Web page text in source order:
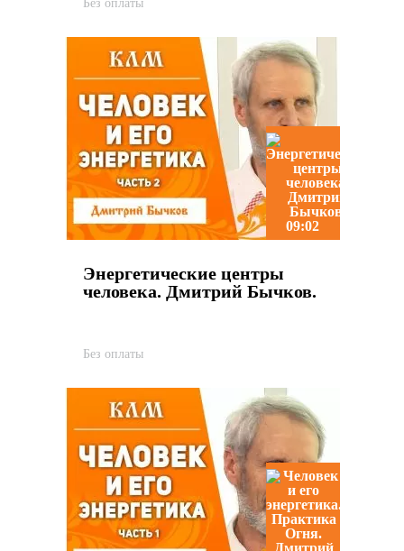
Без оплаты
09:02
Энергетические центры
человека. Дмитрий Бычков.
Без оплаты